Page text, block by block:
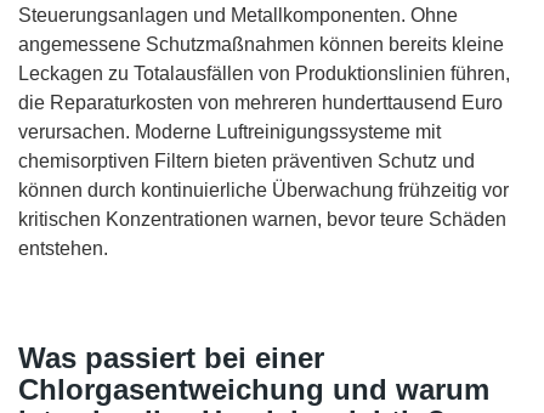
Steuerungsanlagen und Metallkomponenten. Ohne
angemessene Schutzmaßnahmen können bereits kleine
Leckagen zu Totalausfällen von Produktionslinien führen,
die Reparaturkosten von mehreren hunderttausend Euro
verursachen. Moderne Luftreinigungssysteme mit
chemisorptiven Filtern bieten präventiven Schutz und
können durch kontinuierliche Überwachung frühzeitig vor
kritischen Konzentrationen warnen, bevor teure Schäden
entstehen.
Was passiert bei einer
Chlorgasentweichung und warum